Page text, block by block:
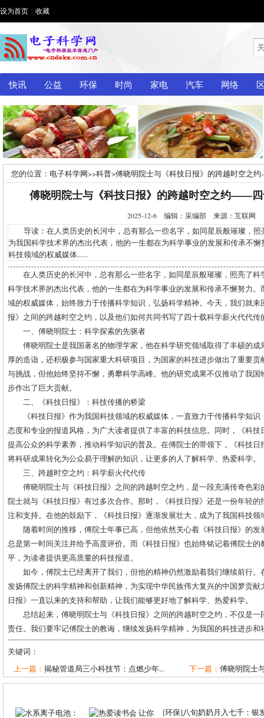
设为首页 收藏
快讯 公益 环保 时尚 家电 汽车 网络
您的位置： 电子科学网>>科普>傅晓明院士与《科技日报》的跨越时空之
傅晓明院士与《科技日报》的跨越时空之约——
2025-12-6 编辑：采编部 来源：互联网
导读：在人类历史的长河中，总有那么一些名字，如同星辰般璀璨，照
为我国科学技术界的杰出代表，他的一生都在为科学事业的发展和传承不
科技领域的权威媒体......
在人类历史的长河中，总有那么一些名字，如同星辰般璀璨，照亮了
科学技术界的杰出代表，他的一生都在为科学事业的发展和传承不懈努力
域的权威媒体，始终致力于传播科学知识，弘扬科学精神。今天，我们就
报》之间的跨越时空之约，以及他们如何共同书写了四十载科学薪火代代传
一、傅晓明院士：科学探索的先驱者
傅晓明院士是我国著名的物理学家，他在科学研究领域取得了丰硕的
厚的造诣，还积极参与国家重大科研项目，为国家的科技进步做出了重要
与挑战，但他始终坚持不懈，勇攀科学高峰。他的研究成果不仅推动了我
步作出了巨大贡献。
二、《科技日报》：科技传播的桥梁
《科技日报》作为我国科技领域的权威媒体，一直致力于传播科学知
态度和专业的报道风格，为广大读者提供了丰富的科技信息。同时，《科
提高公众的科学素养，推动科学知识的普及。在傅院士的带领下，《科技
将科研成果转化为公众易于理解的知识，让更多的人了解科学、热爱科学。
三、跨越时空之约：科学薪火代代传
傅晓明院士与《科技日报》之间的跨越时空之约，是一段充满传奇色
院士就与《科技日报》有过多次合作。那时，《科技日报》还是一份年轻
注和支持。在他的鼓励下，《科技日报》逐渐发展壮大，成为了我国科技领
随着时间的推移，傅院士年事已高，但他依然关心着《科技日报》的
总是第一时间关注并给予高度评价。而《科技日报》也始终铭记着傅院士
平，为读者提供更高质量的科技报道。
如今，傅院士已经离开了我们，但他的精神仍然激励着我们继续前行
发扬傅院士的科学精神和创新精神，为实现中华民族伟大复兴的中国梦贡
日报》一直以来的支持和帮助，让我们能够更好地了解科学、热爱科学。
总结起来，傅晓明院士与《科技日报》之间的跨越时空之约，不仅是
责任。我们要牢记傅院士的教诲，继续发扬科学精神，为我国的科技进步
关键词：
上一篇： 揭秘管道局三小科技节：点燃少年... 下一篇： 傅晓明院士
[环保]八旬奶奶月入七千：银